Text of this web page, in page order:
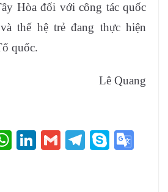
Hòa đối với công tác quốc
thế hệ trẻ đang thực hiện
quốc.
Lê Quang
W
Li
G
T
S